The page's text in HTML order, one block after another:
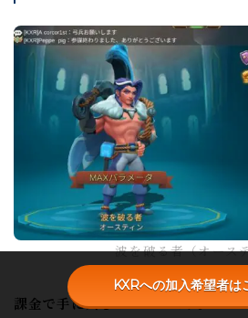
波を破る者（オース
課金で手に入るヒーローです。
KXRへの加入希望者は